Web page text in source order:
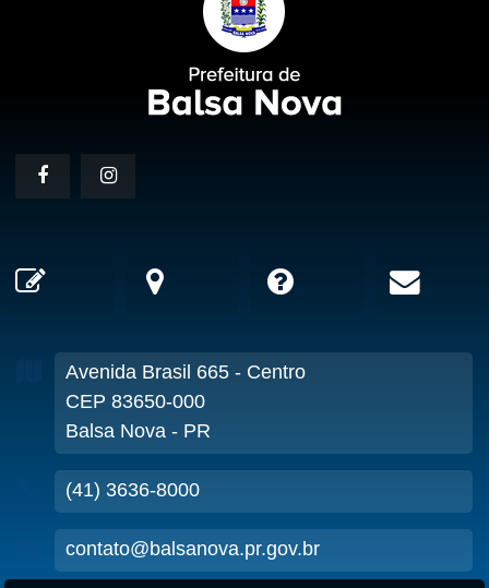
Avenida Brasil 665 - Centro
CEP 83650-000
Balsa Nova - PR
(41) 3636-8000
contato@balsanova.pr.gov.br